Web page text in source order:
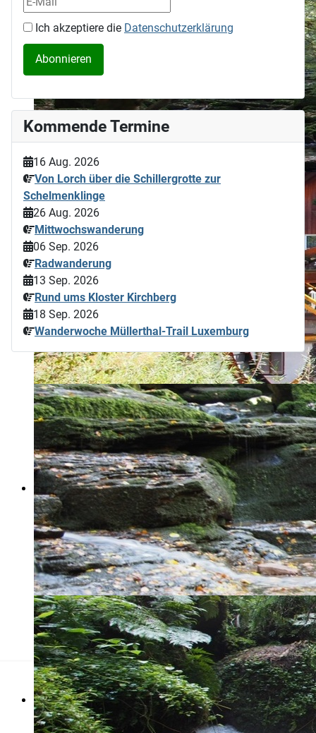
Ich akzeptiere die Datenschutzerklärung
Kommende Termine
16 Aug. 2026
Von Lorch über die Schillergrotte zur
Schelmenklinge
26 Aug. 2026
Mittwochswanderung
06 Sep. 2026
Radwanderung
13 Sep. 2026
Rund ums Kloster Kirchberg
18 Sep. 2026
Wanderwoche Müllerthal-Trail Luxemburg